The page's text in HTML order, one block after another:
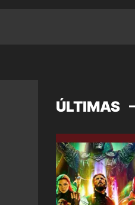
ÚLTIMAS